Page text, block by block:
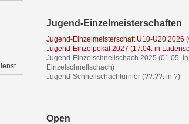
Jugend-Einzelmeisterschaften
Jugend-Einzelmeisterschaft U10-U20 2026
Jugend-Einzelpokal 2027 (17.04. in
Jugend-Einzelschnellschach 2025 (01.05.
Einzelschnellschach)
Jugend-Schnellschachturnier (??.??. in ?)
Open